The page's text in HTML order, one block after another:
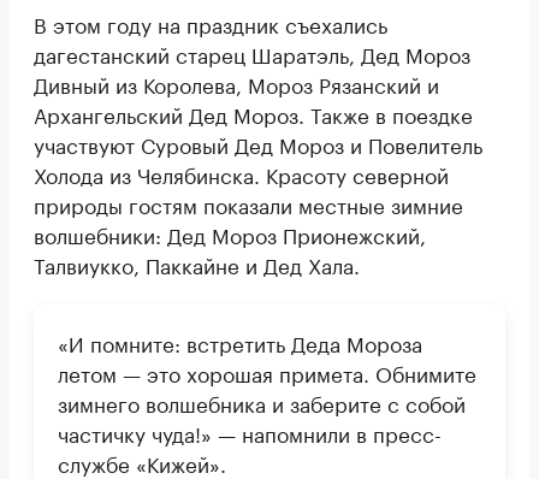
В этом году на праздник съехались
дагестанский старец Шаратэль, Дед Мороз
Дивный из Королева, Мороз Рязанский и
Архангельский Дед Мороз. Также в поездке
участвуют Суровый Дед Мороз и Повелитель
Холода из Челябинска. Красоту северной
природы гостям показали местные зимние
волшебники: Дед Мороз Прионежский,
Талвиукко, Паккайне и Дед Хала.
«И помните: встретить Деда Мороза
летом — это хорошая примета. Обнимите
зимнего волшебника и заберите с собой
частичку чуда!» — напомнили в пресс-
службе «Кижей».